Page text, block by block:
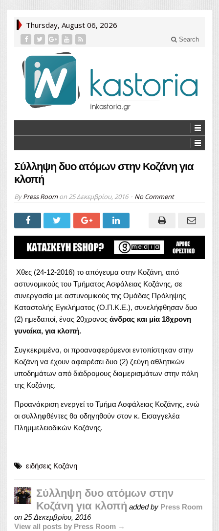
Thursday, August 06, 2026
Search
Σύλληψη δυο ατόμων στην Κοζάνη για
κλοπή
ByPress Roomon 25 Δεκεμβρίου, 2016 No Comment
Χθες (24-12-2016) το απόγευμα στην Κοζάνη, από
αστυνομικούς του Τμήματος Ασφάλειας Κοζάνης, σε
συνεργασία με αστυνομικούς της Ομάδας Πρόληψης
Καταστολής Εγκλήματος (Ο.Π.Κ.Ε.), συνελήφθησαν δυο
(2) ημεδαποί, ένας 20χρονος άνδρας και μία 18χρονη
γυναίκα, για κλοπή.
Συγκεκριμένα, οι προαναφερόμενοι εντοπίστηκαν στην
Κοζάνη να έχουν αφαιρέσει δυο (2) ζεύγη αθλητικών
υποδημάτων από διάδρομους διαμερισμάτων στην πόλη
της Κοζάνης.
Προανάκριση ενεργεί το Τμήμα Ασφάλειας Κοζάνης, ενώ
οι συλληφθέντες θα οδηγηθούν στον κ. Εισαγγελέα
Πλημμελειοδικών Κοζάνης.
ειδήσεις Κοζάνη
Σύλληψη δυο ατόμων στην
Κοζάνη για κλοπή added by Press Room
on 25 Δεκεμβρίου, 2016
View all posts by Press Room →